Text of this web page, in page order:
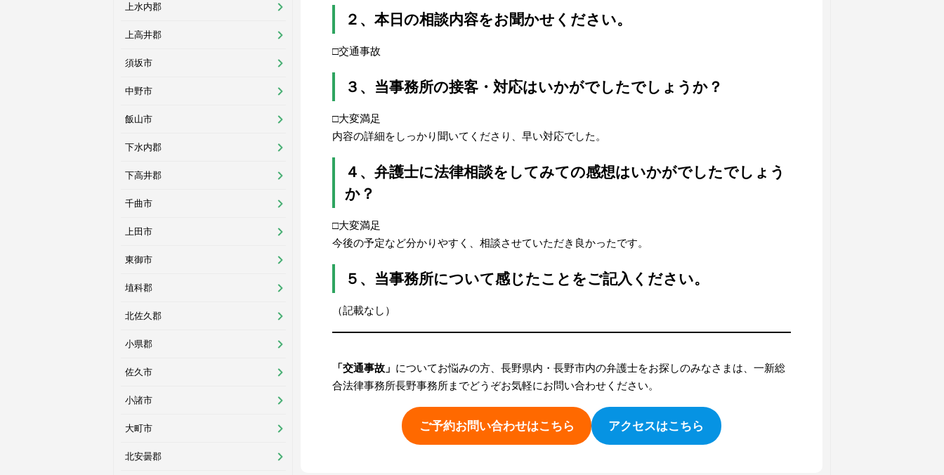
２、本日の相談内容をお聞かせください。
□交通事故
３、当事務所の接客・対応はいかがでしたでしょうか？
□大変満足
内容の詳細をしっかり聞いてくださり、早い対応でした。
４、弁護士に法律相談をしてみての感想はいかがでしたでしょう
か？
□大変満足
今後の予定など分かりやすく、相談させていただき良かったです。
５、当事務所について感じたことをご記入ください。
（記載なし）
「交通事故」 についてお悩みの方、長野県内・長野市内の弁護士をお探しのみなさまは、一新総
合法律事務所長野事務所までどうぞお気軽にお問い合わせください。
ご予約お問い合わせはこちら アクセスはこちら
上水内郡
上高井郡
須坂市
中野市
飯山市
下水内郡
下高井郡
千曲市
上田市
東御市
埴科郡
北佐久郡
小県郡
佐久市
小諸市
大町市
北安曇郡